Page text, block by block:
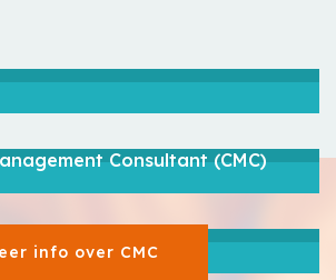
Consultant (CMC)
info over CMC